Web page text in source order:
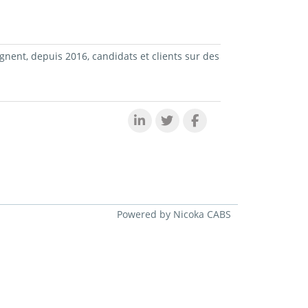
depuis 2016, candidats et clients sur des
Powered by Nicoka CABS